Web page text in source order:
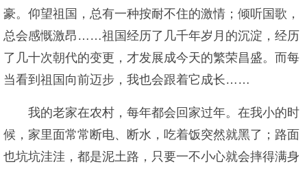
豪。仰望祖国，总有一种按耐不住的激情；倾听国歌，
总会感慨激昂……祖国经历了几千年岁月的沉淀，经历
了几十次朝代的变更，才发展成今天的繁荣昌盛。而每
当看到祖国向前迈步，我也会跟着它成长……
我的老家在农村，每年都会回家过年。在我小的时
候，家里面常常断电、断水，吃着饭突然就黑了；路面
也坑坑洼洼，都是泥土路，只要一不小心就会摔得满身